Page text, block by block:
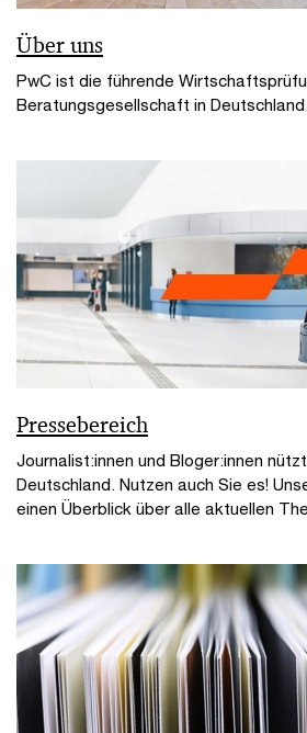
Über uns
PwC ist die führende
Beratungsgesellschaft in Deutschland.
Pressebereich
Journalist:innen und Bloger:innen
Deutschland. Nutzen auch Sie es!
einen Überblick über alle aktuellen